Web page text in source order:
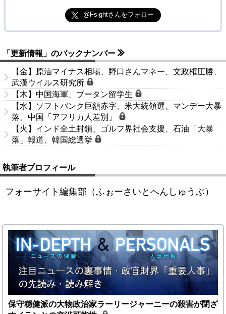
@Fsightさんをフォロー
「更新情報」のバックナンバー
【金】原油マイナス相場、野口さんマネー、文政権圧勝、
武漢ウイルス研究所
【木】中国海軍、ブータン留学生
【水】ソフトバンク巨額赤字、米大統領選、マンデー大暴
落、中国「アフリカ人差別」
【火】インド全土封鎖、ゴルフ界社会支援、石油「大暴
落」報道、韓国総選挙
執筆者プロフィール
フォーサイト編集部（ふぉーさいとへんしゅうぶ）
保守穏健派の大物政治家ラーリージャーニーの殺害が閉ざ